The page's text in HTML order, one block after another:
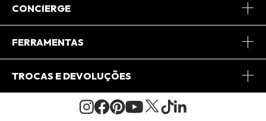
Sobre Nós
Journal
CONCIERGE
Central de Relacionamento
FERRAMENTAS
Minha Conta
Pedido de Presente
TROCAS E DEVOLUÇÕES
Condições Gerais